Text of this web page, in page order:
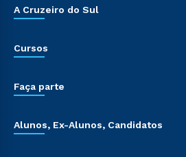
A Cruzeiro do Sul
Cursos
Faça parte
Alunos, Ex-Alunos, Candidatos